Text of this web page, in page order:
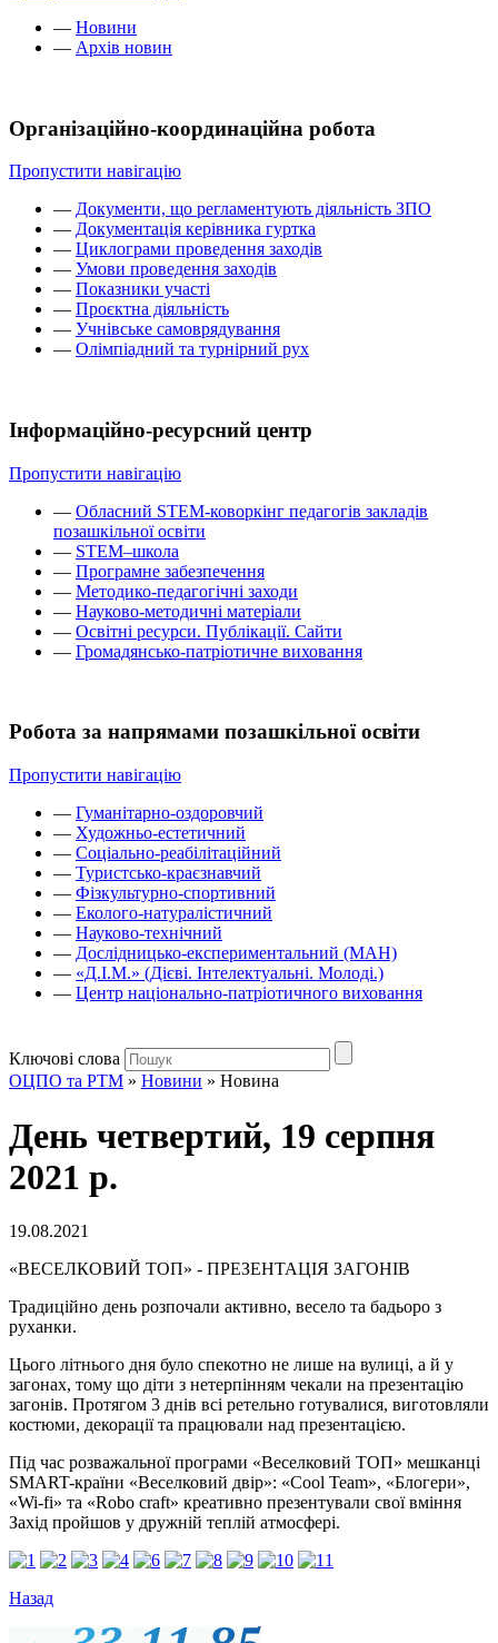
— Новини
— Архів новин
Організаційно-координаційна робота
Пропустити навігацію
— Документи, що регламентують діяльність ЗПО
— Документація керівника гуртка
— Циклограми проведення заходів
— Умови проведення заходів
— Показники участі
— Проєктна діяльність
— Учнівське самоврядування
— Олімпіадний та турнірний рух
Інформаційно-ресурсний центр
Пропустити навігацію
— Обласний STEM-коворкінг педагогів закладів
позашкільної освіти
— STEM–школа
— Програмне забезпечення
— Методико-педагогічні заходи
— Науково-методичні матеріали
— Освітні ресурси. Публікації. Сайти
— Громадянсько-патріотичне виховання
Робота за напрямами позашкільної освіти
Пропустити навігацію
— Гуманітарно-оздоровчий
— Художньо-естетичний
— Соціально-реабілітаційний
— Туристсько-краєзнавчий
— Фізкультурно-спортивний
— Еколого-натуралістичний
— Науково-технічний
— Дослідницько-експериментальний (МАН)
— «Д.І.М.» (Дієві. Інтелектуальні. Молоді.)
— Центр національно-патріотичного виховання
Ключові слова
ОЦПО та РТМ » Новини » Новина
День четвертий, 19 серпня
2021 р.
19.08.2021
«ВЕСЕЛКОВИЙ ТОП» - ПРЕЗЕНТАЦІЯ ЗАГОНІВ
Традиційно день розпочали активно, весело та бадьоро з
руханки.
Цього літнього дня було спекотно не лише на вулиці, а й у
загонах, тому що діти з нетерпінням чекали на презентацію
загонів. Протягом 3 днів всі ретельно готувалися, виготовляли
костюми, декорації та працювали над презентацією.
Під час розважальної програми «Веселковий ТОП» мешканці
SMART-країни «Веселковий двір»: «Cool Team», «Блогери»,
«Wi-fi» та «Robo craft» креативно презентували свої вміння
Захід пройшов у дружній теплій атмосфері.
Назад